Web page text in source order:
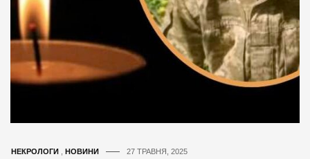
НЕКРОЛОГИ НОВИНИ 27 ТРАВНЯ, 2025